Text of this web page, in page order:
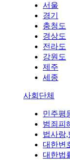
서울
경기
충청도
경상도
전라도
강원도
제주
세종
사회단체
민주평
범죄피
법사랑
대한변
대한법